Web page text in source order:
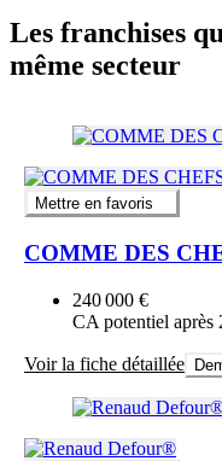
Les franchises
même secteur
Mettre en favoris
COMME DES
240 000 €
CA potentiel après
Voir la fiche détaillée